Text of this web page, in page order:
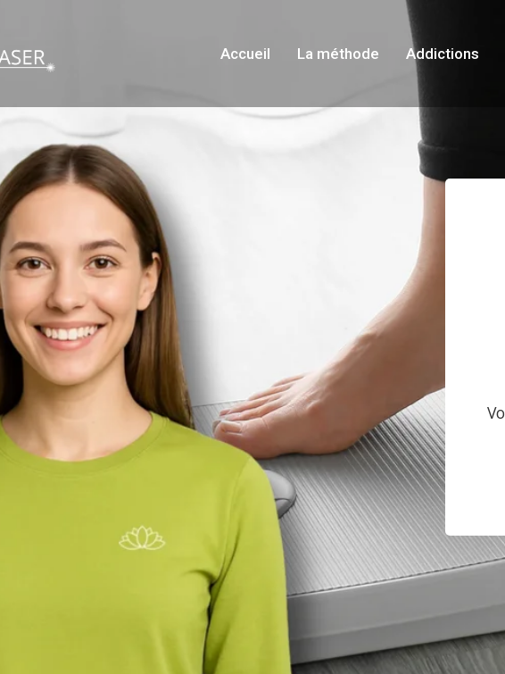
Accueil La méthode Addictions